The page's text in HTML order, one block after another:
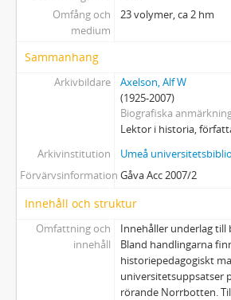
Omfång och
medium
23 volymer, ca 2 hm
Sammanhang
Arkivbildare
Axelson, Alf W
(1925-2007)
Biografiska
Lektor i historia,
Arkivinstitution
Umeå
Förvärvsinformation Gåva Acc 2007/2
Innehåll och struktur
Omfattning och
innehåll
Innehåller underlag till
Bland handlingarna
historiepedagogiskt
universitetsuppsatser
rörande Norrbotten.